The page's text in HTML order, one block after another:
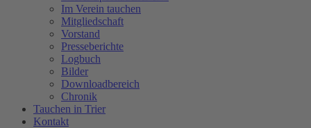
Im Verein tauchen
Mitgliedschaft
Vorstand
Presseberichte
Logbuch
Bilder
Downloadbereich
Chronik
Tauchen in Trier
Kontakt